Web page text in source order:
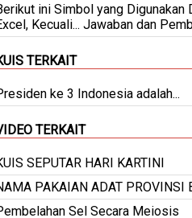
ini Simbol yang Digunakan
Kecuali... Jawaban dan
TERKAIT
ke 3 Indonesia adalah...
TERKAIT
SEPUTAR HARI KARTINI
PAKAIAN ADAT PROVINSI
Sel Secara Meiosis